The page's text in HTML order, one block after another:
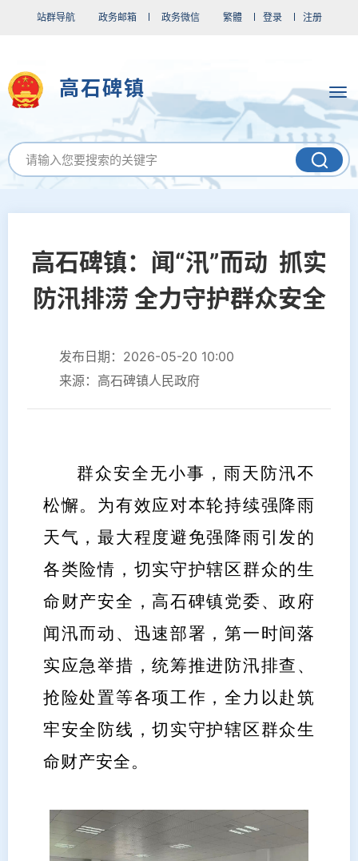
站群导航 政务邮箱 政务微信 繁體 登录 注册
高石碑镇
高石碑镇：闻“汛”而动 抓实
防汛排涝 全力守护群众安全
发布日期：2026-05-20 10:00
来源：高石碑镇人民政府
群众安全无小事，雨天防汛不
松懈。为有效应对本轮持续强降雨
天气，最大程度避免强降雨引发的
各类险情，切实守护辖区群众的生
命财产安全，高石碑镇党委、政府
闻汛而动、迅速部署，第一时间落
实应急举措，统筹推进防汛排查、
抢险处置等各项工作，全力以赴筑
牢安全防线，切实守护辖区群众生
命财产安全。